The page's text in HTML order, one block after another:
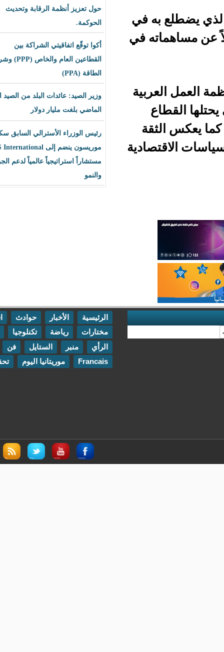
حول تعزيز أنظمة الرقابة وتحديث
الحوكمة.
أكوا توقّع اتفاقيتي الشراكة بين
القطاعين العام والخاص (PPP) وشراء
وزير الصيد: عائدات البلد من الصيد العام
الماضي بلغت مليار دولار
رئيس الوزراء الأسترالي السابق سكوت
موريسون ينضم إلى BLS International
مستشاراً استراتيجياً عالمياً لدعم الجودة
به في
في
حوادث
اقتصاد
تكنلوجيا
مقابلات
الستايل فن
اتصل بنا
موريتانيا اليوم تحقيقات